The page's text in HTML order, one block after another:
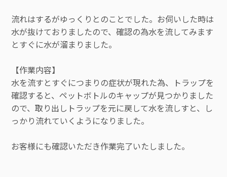
流れはするがゆっくりとのことでした。お伺いした時は
水が抜けておりましたので、確認の為水を流してみます
とすぐに水が溜まりました。
【作業内容】
水を流すとすぐにつまりの症状が現れた為、トラップを
確認すると、ペットボトルのキャップが見つかりました
ので、取り出しトラップを元に戻して水を流しすと、し
っかり流れていくようになりました。
お客様にも確認いただき作業完了いたしました。